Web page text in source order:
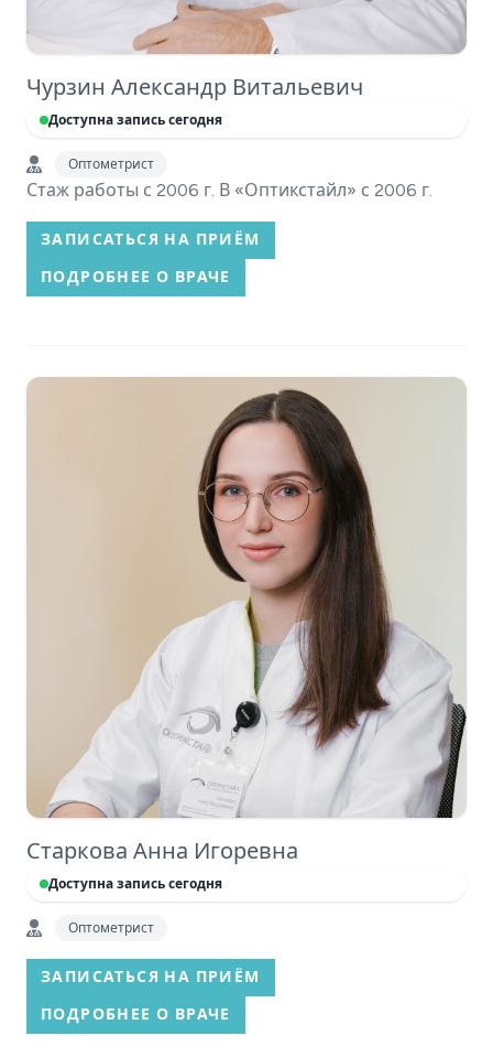
Чурзин Александр Витальевич
Доступна запись сегодня
Оптометрист
Стаж работы с 2006 г. В «Оптикстайл» с 2006 г.
ЗАПИСАТЬСЯ НА ПРИЁМ
ПОДРОБНЕЕ О ВРАЧЕ
Старкова Анна Игоревна
Доступна запись сегодня
Оптометрист
ЗАПИСАТЬСЯ НА ПРИЁМ
ПОДРОБНЕЕ О ВРАЧЕ